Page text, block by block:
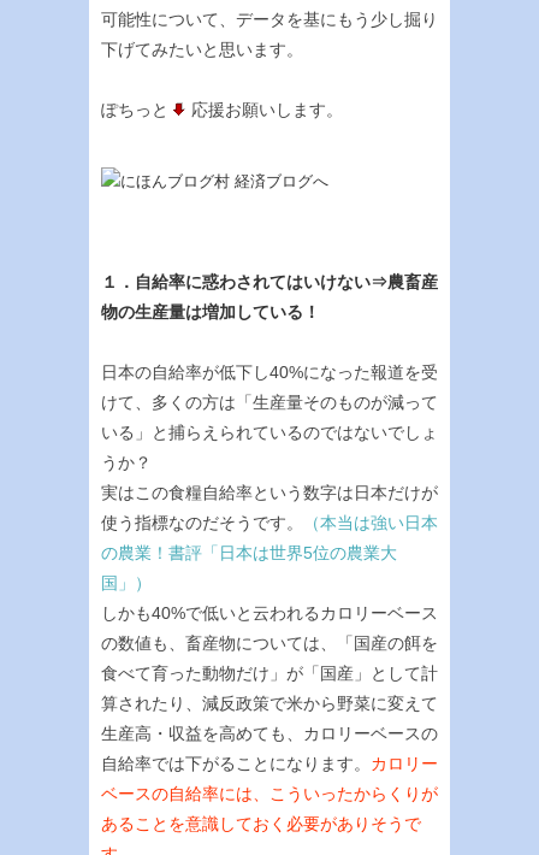
可能性について、データを基にもう少し掘り
下げてみたいと思います。
ぽちっと 応援お願いします。
１．自給率に惑わされてはいけない⇒農畜産
物の生産量は増加している！
日本の自給率が低下し40%になった報道を受
けて、多くの方は「生産量そのものが減って
いる」と捕らえられているのではないでしょ
うか？
実はこの食糧自給率という数字は日本だけが
使う指標なのだそうです。
（本当は強い日本
の農業！書評「日本は世界5位の農業大
国」）
しかも40%で低いと云われるカロリーベース
の数値も、畜産物については、「国産の餌を
食べて育った動物だけ」が「国産」として計
算されたり、減反政策で米から野菜に変えて
生産高・収益を高めても、カロリーベースの
自給率では下がることになります。 カロリー
ベースの自給率には、こういったからくりが
あることを意識しておく必要がありそうで